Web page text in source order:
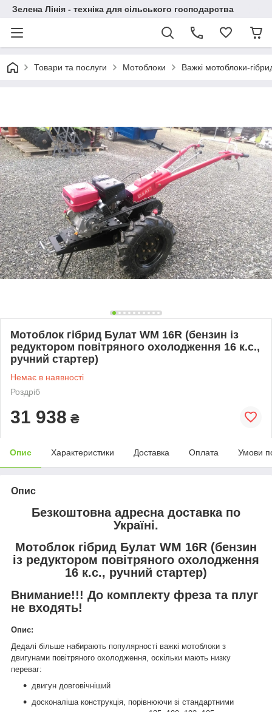
Зелена Лінія - техніка для сільського господарства
Товари та послуги Мотоблоки Важкі мотоблоки-
Мотоблок гібрид Булат WM 16R (бензин із
редуктором повітряного охолодження 16 к.с.,
ручний стартер)
Немає в наявності
Роздріб
31 938 ₴
Опис Характеристики Доставка Оплата Умови
Опис
Безкоштовна адресна доставка по
Україні.
Мотоблок гібрид Булат WM 16R (бензин
із редуктором повітряного охолодження
16 к.с., ручний стартер)
Внимание!!! До комплекту фреза та плуг
не входять!
Опис:
Дедалі більше набирають популярності важкі мотоблоки з
двигунами повітряного охолодження, оскільки мають низку
переваг:
двигун довговічніший
досконаліша конструкція, порівнюючи зі стандартними